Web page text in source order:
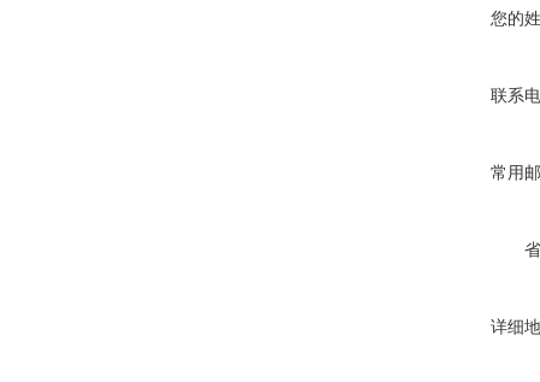
您的
联系
常用
详细